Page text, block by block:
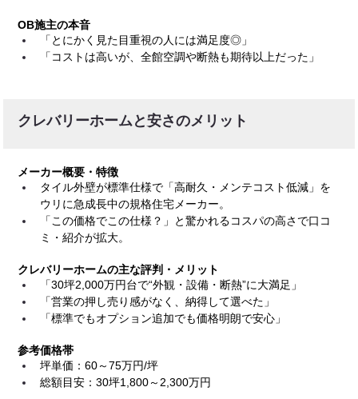
OB施主の本音
「とにかく見た目重視の人には満足度◎」
「コストは高いが、全館空調や断熱も期待以上だった」
クレバリーホームと安さのメリット
メーカー概要・特徴
タイル外壁が標準仕様で「高耐久・メンテコスト低減」を
ウリに急成長中の規格住宅メーカー。
「この価格でこの仕様？」と驚かれるコスパの高さで口コ
ミ・紹介が拡大。
クレバリーホームの主な評判・メリット
「30坪2,000万円台で“外観・設備・断熱”に大満足」
「営業の押し売り感がなく、納得して選べた」
「標準でもオプション追加でも価格明朗で安心」
参考価格帯
坪単価：60～75万円/坪
総額目安：30坪1,800～2,300万円